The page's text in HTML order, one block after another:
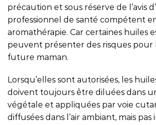
précaution et sous réserve de l’avis
professionnel de santé compétent
aromathérapie. Car certaines huiles
peuvent présenter des risques pour
future maman.
Lorsqu’elles sont autorisées, les
doivent toujours être diluées dans
végétale et appliquées par voie
diffusées dans l’air ambiant, mais pas